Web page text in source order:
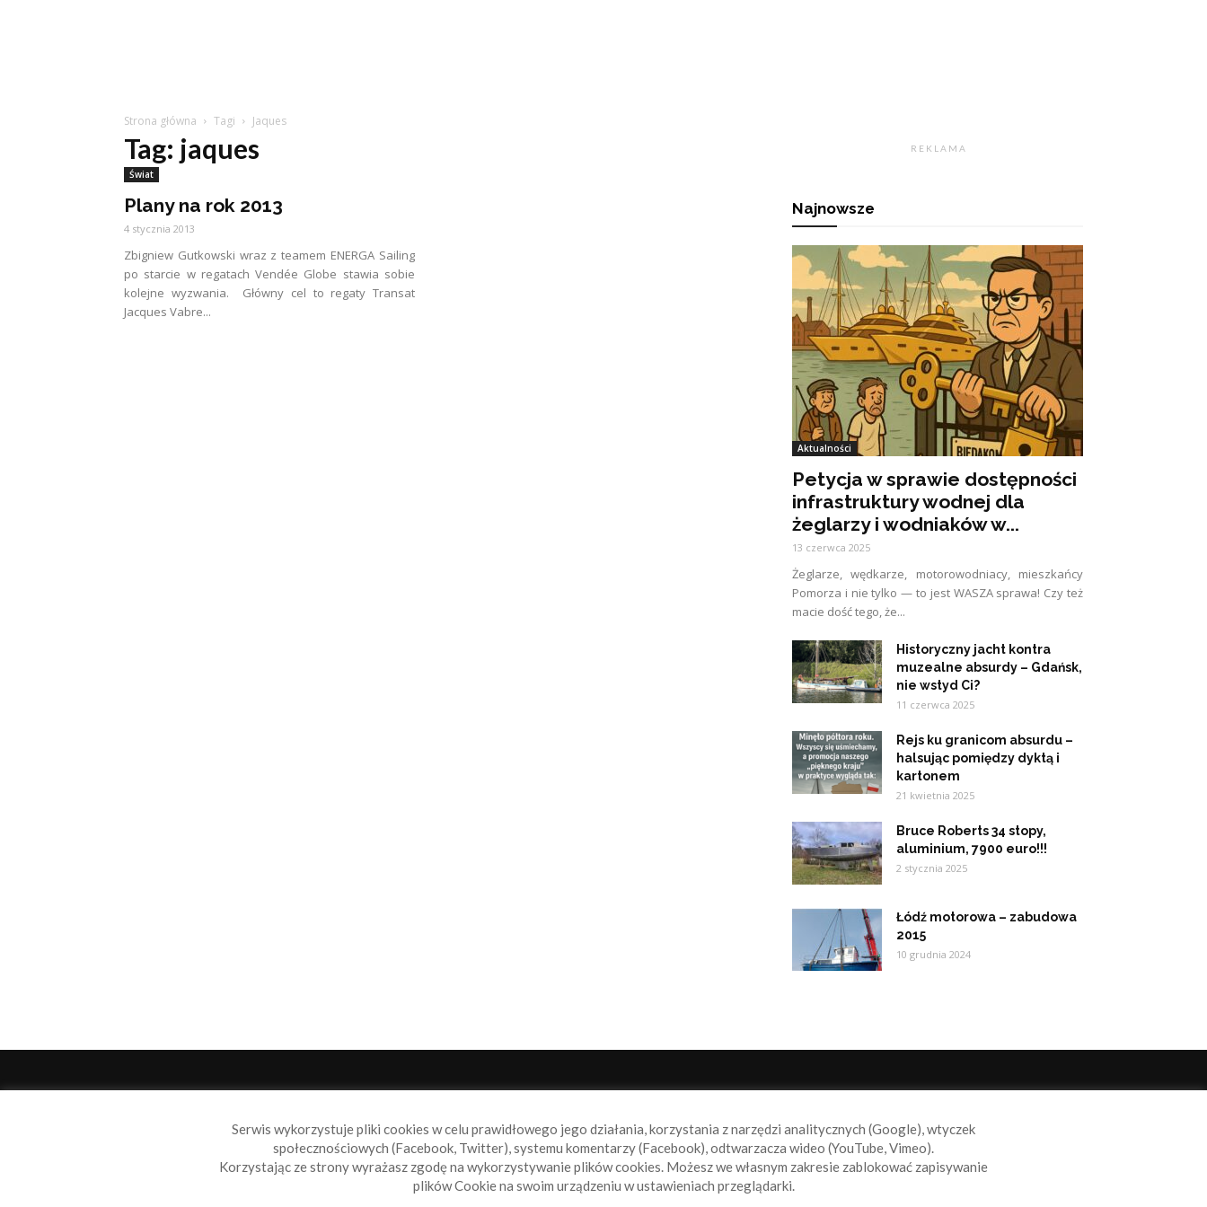
Strona główna Tagi Jaques
Tag: jaques
Świat
Plany na rok 2013
4 stycznia 2013
Zbigniew Gutkowski wraz z teamem ENERGA Sailing
po starcie w regatach Vendée Globe stawia sobie
kolejne wyzwania. Główny cel to regaty Transat
Jacques Vabre...
R E K L A M A
Najnowsze
Aktualności
Petycja w sprawie dostępności
infrastruktury wodnej dla
żeglarzy i wodniaków w...
13 czerwca 2025
Żeglarze, wędkarze, motorowodniacy, mieszkańcy
Pomorza i nie tylko — to jest WASZA sprawa! Czy też
macie dość tego, że...
Historyczny jacht kontra
muzealne absurdy – Gdańsk,
nie wstyd Ci?
11 czerwca 2025
Rejs ku granicom absurdu –
halsując pomiędzy dyktą i
kartonem
21 kwietnia 2025
Bruce Roberts 34 stopy,
aluminium, 7900 euro!!!
2 stycznia 2025
Łódź motorowa – zabudowa
2015
10 grudnia 2024
Sailbook.pl to miejsce dla wszystkich, którzy szukają aktualnych
wiadomości ze świata żeglarstwa, świata motorowodniactwa i
nie tylko.
Serwis wykorzystuje pliki cookies w celu prawidłowego jego działania, korzystania z narzędzi analitycznych (Google), wtyczek
społecznościowych (Facebook, Twitter), systemu komentarzy (Facebook), odtwarzacza wideo (YouTube, Vimeo).
Korzystając ze strony wyrażasz zgodę na wykorzystywanie plików cookies. Możesz we własnym zakresie zablokować zapisywanie
plików Cookie na swoim urządzeniu w ustawieniach przeglądarki.